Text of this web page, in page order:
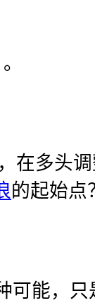
，在多头
的起始点
可能，